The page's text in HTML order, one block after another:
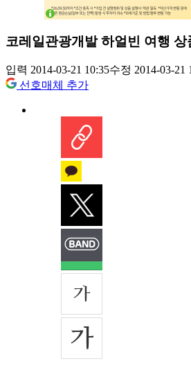
코레일관광개발 하얼빈 여행 상
입력 2014-03-21 10:35수정 2014-03-21
선호매체 추가